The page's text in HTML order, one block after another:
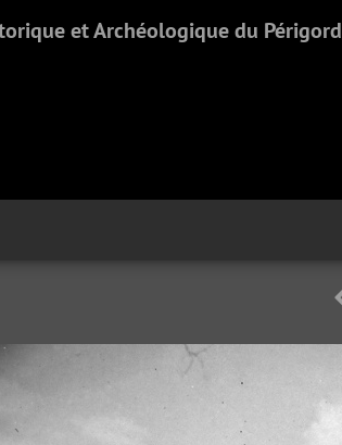
et Archéologique du Périgord